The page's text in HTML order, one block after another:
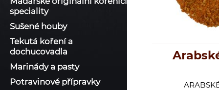
speciality
Sušené houby
Tekutá koření a
dochucovadla
Marinády a pasty
Potravinové přípravky